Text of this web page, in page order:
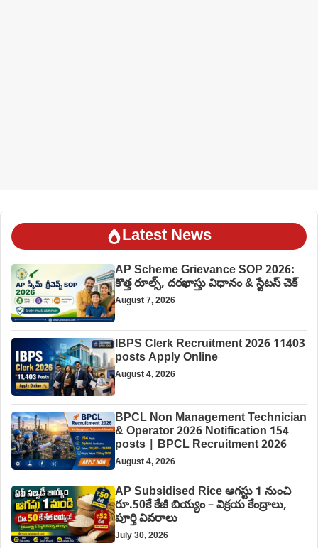
Latest News
AP Scheme Grievance SOP 2026:
కొత్త రూల్స్, దరఖాస్తు విధానం & స్టేటస్ చెక్
August 7, 2026
IBPS Clerk Recruitment 2026 11403
posts Apply Online
August 4, 2026
BPCL Non Management Technician
& Operator 2026 Notification 154
posts | BPCL Recruitment 2026
August 4, 2026
AP Subsidised Rice ఆగస్టు 1 నుంచి
రూ.50కే కేజీ బియ్యం – విక్రయ కేంద్రాలు,
పూర్తి వివరాలు
July 30, 2026